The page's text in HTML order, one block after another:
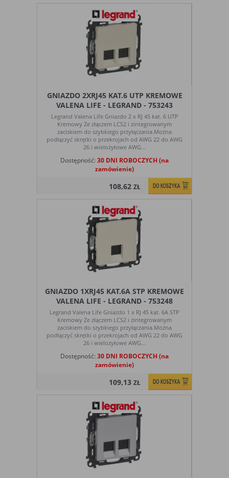
GNIAZDO 2XRJ45 KAT.6 UTP KREMOWE
VALENA LIFE - LEGRAND - 753243
Legrand Valena Life Gniazdo 2 x RJ 45 kat. 6 UTP
Kremowy Ze złączem LCS2 i zintegrowanym
zaciskiem do szybkiego przyłączania.Można
podłączyć skrętki o przekrojach od AWG 22 do AWG
26 i wielożyłowe AWG...
Dostępność: 30 DNI ROBOCZYCH (na
zamówienie)
108,62ZŁ
GNIAZDO 1XRJ45 KAT.6A STP KREMOWE
VALENA LIFE - LEGRAND - 753248
Legrand Valena Life Gniazdo 1 x RJ 45 kat. 6A STP
Kremowy Ze złączem LCS2 i zintegrowanym
zaciskiem do szybkiego przyłączania.Można
podłączyć skrętki o przekrojach od AWG 22 do AWG
26 i wielożyłowe AWG...
Dostępność: 30 DNI ROBOCZYCH (na
zamówienie)
109,13ZŁ